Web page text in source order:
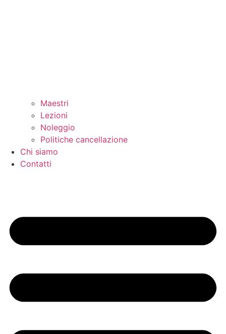
Maestri
Lezioni
Noleggio
Politiche cancellazione
Chi siamo
Contatti